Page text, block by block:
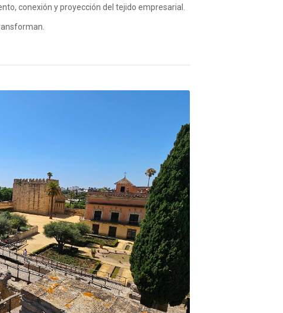
conexión y proyección del tejido empresarial.